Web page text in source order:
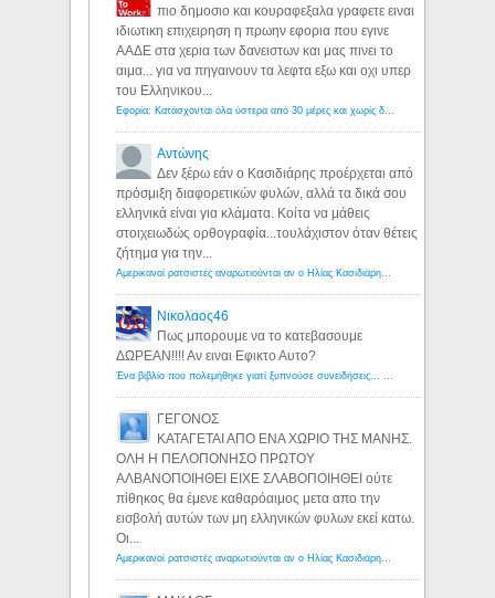
πιο δημοσιο και κουραφεξαλα γραφετε ειναι
ιδιωτικη επιχειρηση η πρωην εφορια που εγινε
ΑΑΔΕ στα χερια των δανειστων και μας πινει το
αιμα... για να πηγαινουν τα λεφτα εξω και οχι υπερ
του Ελληνικου...
Αντώνης
Δεν ξέρω εάν ο Κασιδιάρης προέρχεται από
πρόσμιξη διαφορετικών φυλών, αλλά τα δικά σου
ελληνικά είναι για κλάματα. Κοίτα να μάθεις
στοιχειωδώς ορθογραφία...τουλάχιστον όταν θέτεις
ζήτημα για την...
Νικολαος46
Πως μπορουμε να το κατεβασουμε
ΔΩΡΕΑΝ!!!! Αν ειναι Εφικτο Αυτο?
ΓΕΓΟΝΟΣ
ΚΑΤΑΓΕΤΑΙ ΑΠΟ ΕΝΑ ΧΩΡΙΟ ΤΗΣ ΜΑΝΗΣ.
ΟΛΗ Η ΠΕΛΟΠΟΝΗΣΟ ΠΡΩΤΟΥ
ΑΛΒΑΝΟΠΟΙΗΘΕΙ ΕΙΧΕ ΣΛΑΒΟΠΟΙΗΘΕΙ ούτε
πίθηκος θα έμενε καθαρόαιμος μετα απο την
εισβολή αυτών των μη ελληνικών φυλων εκεί κατω.
Οι...